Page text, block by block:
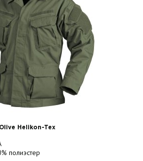
Helikon-Tex
полиэстер